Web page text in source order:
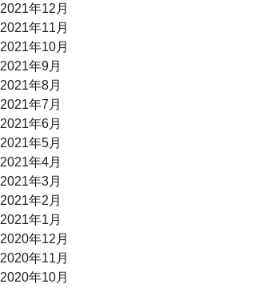
2021年12月
2021年11月
2021年10月
2021年9月
2021年8月
2021年7月
2021年6月
2021年5月
2021年4月
2021年3月
2021年2月
2021年1月
2020年12月
2020年11月
2020年10月